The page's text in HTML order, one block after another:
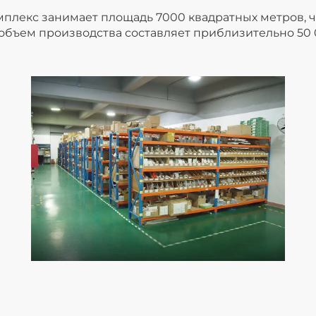
занимает площадь 7000 квадратных метров,
производства составляет приблизительно